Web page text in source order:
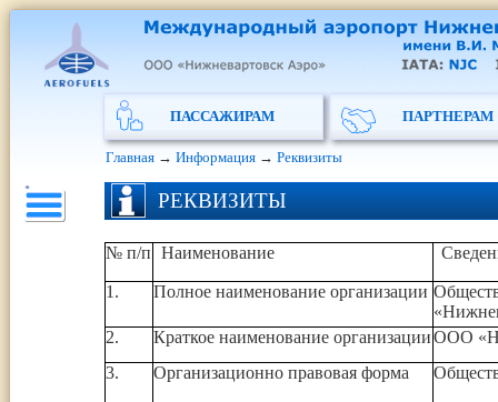
ПАССАЖИРАМ ПАРТНЕРАМ
Главная → Информация → Реквизиты
РЕКВИЗИТЫ
№ п/п Наименование
1. Полное наименование организации
2.
Краткое наименование организацииООО
3.
Организационно правовая форма